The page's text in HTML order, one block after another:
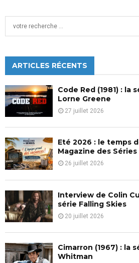
h
f
o
r
:
ARTICLES RÉCENTS
Code Red (1981) : la
Lorne Greene
27 juillet 2026
Eté 2026 : le temps
Magazine des Séries
26 juillet 2026
Interview de Colin
série Falling Skies
20 juillet 2026
Cimarron (1967) : la
Whitman